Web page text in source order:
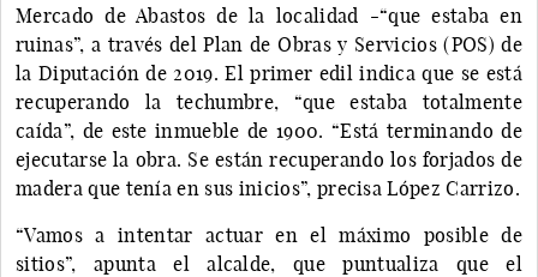
Mercado de Abastos de la localidad -“que estaba en
ruinas”, a través del Plan de Obras y Servicios (POS) de
la Diputación de 2019. El primer edil indica que se está
recuperando la techumbre, “que estaba totalmente
caída”, de este inmueble de 1900. “Está terminando de
ejecutarse la obra. Se están recuperando los forjados de
madera que tenía en sus inicios”, precisa López Carrizo.
“Vamos a intentar actuar en el máximo posible de
sitios”, apunta el alcalde, que puntualiza que el